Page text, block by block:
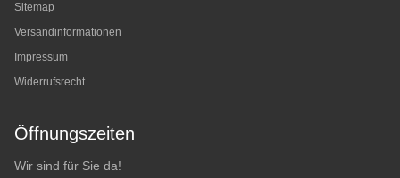
Sitemap
Versandinformationen
Impressum
Widerrufsrecht
Öffnungszeiten
Wir sind für Sie da!